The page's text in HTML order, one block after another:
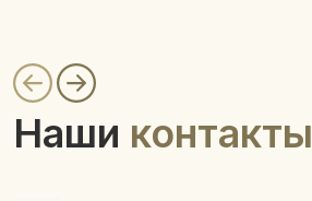
Наши контакты